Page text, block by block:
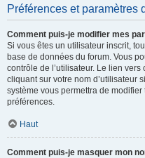
Préférences et paramètres
Comment puis-je modifier mes
Si vous êtes un utilisateur inscrit,
base de données du forum. Vous
contrôle de l’utilisateur. Le lien
cliquant sur votre nom d’utilisateur
système vous permettra de
préférences.
Haut
Comment puis-je masquer mon